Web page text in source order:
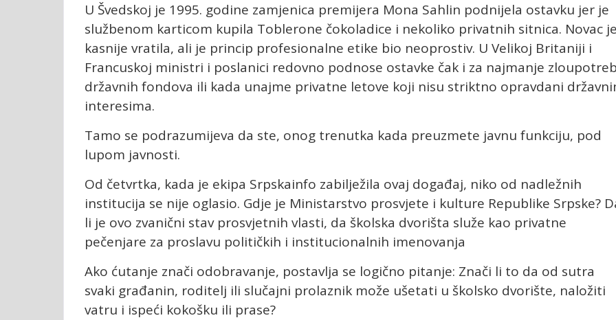
U Švedskoj je 1995. godine zamjenica premijera Mona Sahlin podnijela ostavku jer je
službenom karticom kupila Toblerone čokoladice i nekoliko privatnih sitnica. Novac
kasnije vratila, ali je princip profesionalne etike bio neoprostiv. U Velikoj Britaniji i
Francuskoj ministri i poslanici redovno podnose ostavke čak i za najmanje
državnih fondova ili kada unajme privatne letove koji nisu striktno opravdani
interesima.
Tamo se podrazumijeva da ste, onog trenutka kada preuzmete javnu funkciju, pod
lupom javnosti.
Od četvrtka, kada je ekipa Srpskainfo zabilježila ovaj događaj, niko od nadležnih
institucija se nije oglasio. Gdje je Ministarstvo prosvjete i kulture Republike Srpske?
li je ovo zvanični stav prosvjetnih vlasti, da školska dvorišta služe kao privatne
pečenjare za proslavu političkih i institucionalnih imenovanja
Ako ćutanje znači odobravanje, postavlja se logično pitanje: Znači li to da od sutra
svaki građanin, roditelj ili slučajni prolaznik može ušetati u školsko dvorište, naložiti
vatru i ispeći kokošku ili prase?